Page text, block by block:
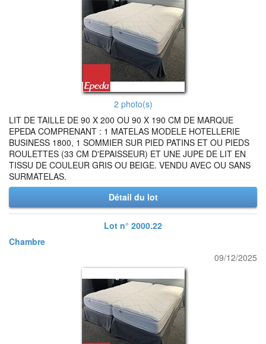
2 photo(s)
LIT DE TAILLE DE 90 X 200 OU 90 X 190 CM DE MARQUE
EPEDA COMPRENANT : 1 MATELAS MODELE HOTELLERIE
BUSINESS 1800, 1 SOMMIER SUR PIED PATINS ET OU PIEDS
ROULETTES (33 CM D'EPAISSEUR) ET UNE JUPE DE LIT EN
TISSU DE COULEUR GRIS OU BEIGE. VENDU AVEC OU SANS
SURMATELAS.
Détail du lot
Lot n° 2000.22
Chambre
09/12/2025